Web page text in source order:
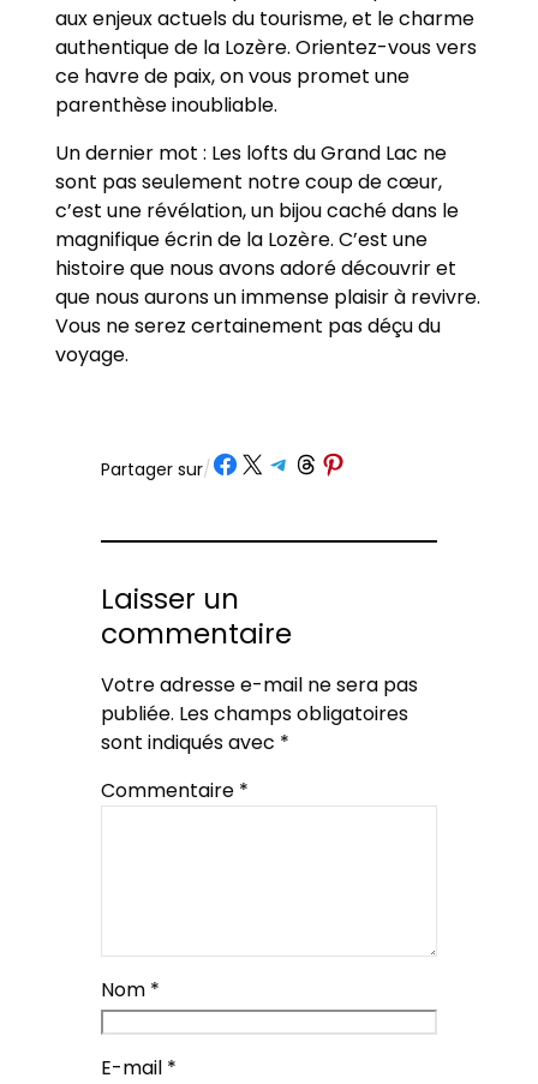
aux enjeux actuels du tourisme, et le charme
authentique de la Lozère. Orientez-vous vers
ce havre de paix, on vous promet une
parenthèse inoubliable.
Un dernier mot : Les lofts du Grand Lac ne
sont pas seulement notre coup de cœur,
c’est une révélation, un bijou caché dans le
magnifique écrin de la Lozère. C’est une
histoire que nous avons adoré découvrir et
que nous aurons un immense plaisir à revivre.
Vous ne serez certainement pas déçu du
voyage.
Partager sur/ Partager sur Facebook
Partager sur X Partager sur Telegram
Partager sur Threads
Partager sur Pinterest
Laisser un
commentaire
Votre adresse e-mail ne sera pas
publiée. Les champs obligatoires
sont indiqués avec *
Commentaire *
Nom *
E-mail *